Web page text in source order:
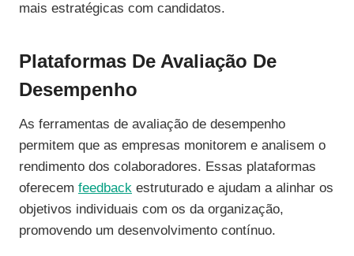
mais estratégicas com candidatos.
Plataformas De Avaliação De
Desempenho
As ferramentas de avaliação de desempenho
permitem que as empresas monitorem e analisem o
rendimento dos colaboradores. Essas plataformas
oferecem feedback estruturado e ajudam a alinhar os
objetivos individuais com os da organização,
promovendo um desenvolvimento contínuo.